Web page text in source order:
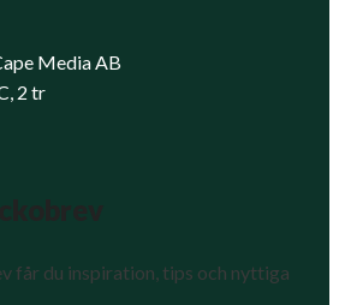
Media AB
2 tr
får du inspiration, tips och nyttiga